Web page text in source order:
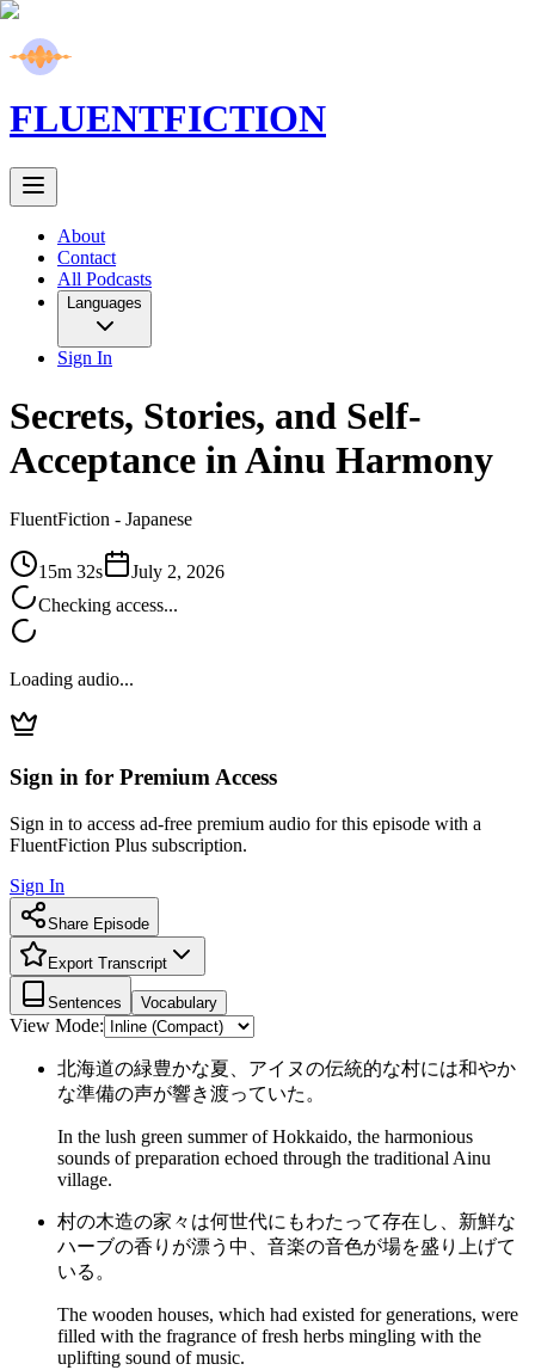
FLUENTFICTION
About
Contact
All Podcasts
Languages
Sign In
Secrets, Stories, and Self-
Acceptance in Ainu Harmony
FluentFiction - Japanese
15m 32s
July 2, 2026
Checking access...
Loading audio...
Sign in for Premium Access
Sign in to access ad-free premium audio for this episode with a
FluentFiction Plus subscription.
Sign In
Share Episode
Export Transcript
Sentences Vocabulary
View Mode:
北海道の緑豊かな夏、アイヌの伝統的な村には和やか
な準備の声が響き渡っていた。
In the lush green summer of Hokkaido, the harmonious
sounds of preparation echoed through the traditional Ainu
village.
村の木造の家々は何世代にもわたって存在し、新鮮な
ハーブの香りが漂う中、音楽の音色が場を盛り上げて
いる。
The wooden houses, which had existed for generations, were
filled with the fragrance of fresh herbs mingling with the
uplifting sound of music.